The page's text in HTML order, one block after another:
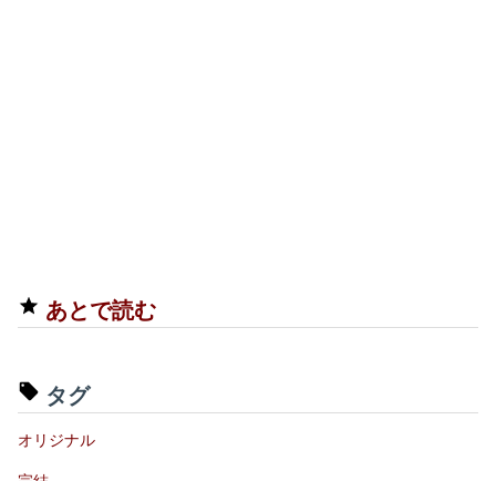
あとで読む
タグ
オリジナル